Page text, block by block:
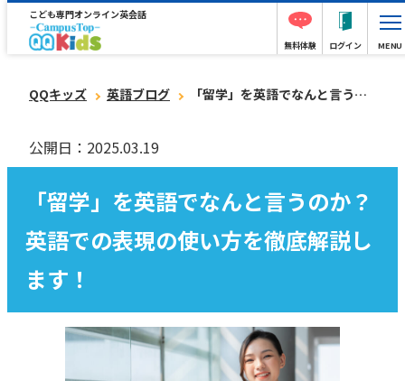
こども専門オンライン英会話
無料体験 ログイン MENU
QQキッズ 英語ブログ 「留学」を英語でなんと言うのか？英語での表現の使い方を徹底解説します！
公開日：2025.03.19
「留学」を英語でなんと言うのか？
英語での表現の使い方を徹底解説し
ます！